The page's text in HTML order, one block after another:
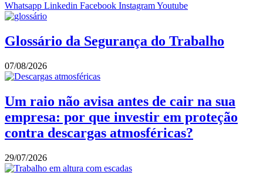
Whatsapp Linkedin Facebook InstagramYoutube
Glossário da Segurança do Trabalho
07/08/2026
Um raio não avisa antes de cair na sua
empresa: por que investir em proteção
contra descargas atmosféricas?
29/07/2026